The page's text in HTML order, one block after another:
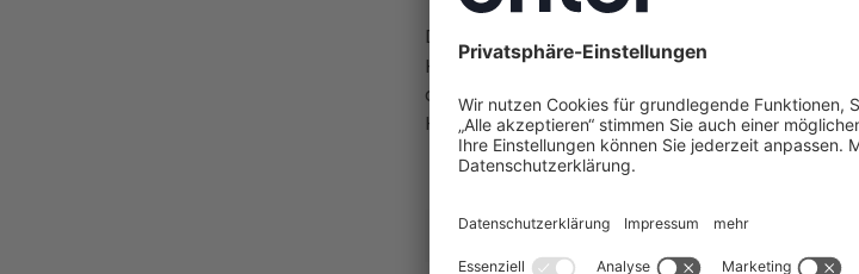
Die
Hausbesitzern eine maximale Förderung von
den maximalen förderfähigen Kosten von
Höchstfördersumme von 22.400 €pro
Grundförderung 30 %